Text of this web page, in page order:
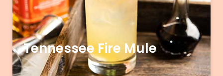
Tennessee Fire Mule